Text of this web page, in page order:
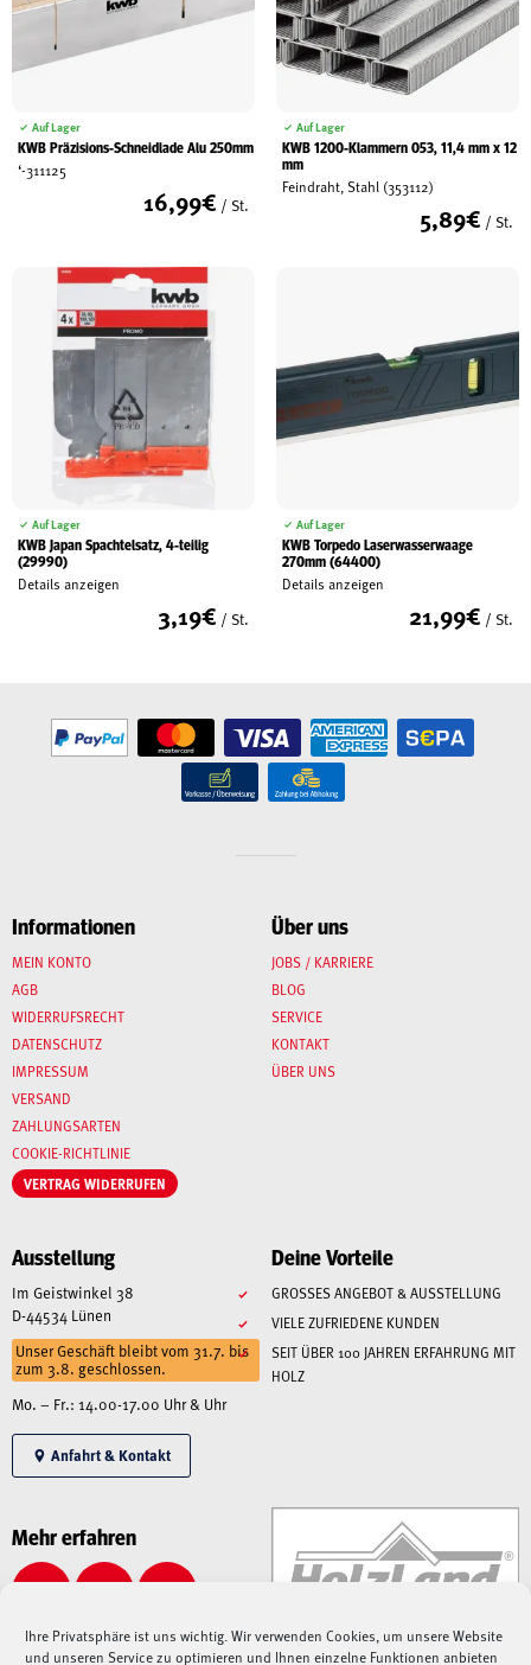
Ihre Privatsphäre ist uns wichtig. Wir verwenden Cookies, um unsere Website
und unseren Service zu optimieren und Ihnen einzelne Funktionen anbieten
Auf Lager
KWB Präzisions-Schneidlade Alu 250mm
‘-311125
16,99€ / St.
Auf Lager
KWB 1200-Klammern 053, 11,4 mm x 12
mm
Feindraht, Stahl (353112)
5,89€ / St.
Auf Lager
KWB Japan Spachtelsatz, 4-teilig
(29990)
Details anzeigen
3,19€ / St.
Auf Lager
KWB Torpedo Laserwasserwaage
270mm (64400)
Details anzeigen
21,99€ / St.
Informationen
MEIN KONTO
AGB
WIDERRUFSRECHT
DATENSCHUTZ
IMPRESSUM
VERSAND
ZAHLUNGSARTEN
COOKIE-RICHTLINIE
VERTRAG WIDERRUFEN
Über uns
JOBS / KARRIERE
BLOG
SERVICE
KONTAKT
ÜBER UNS
Ausstellung
Im Geistwinkel 38
D-44534 Lünen
Unser Geschäft bleibt vom 31.7. bis
zum 3.8. geschlossen.
Mo. – Fr.: 14.00-17.00 Uhr & Uhr
Anfahrt & Kontakt
Deine Vorteile
GROSSES ANGEBOT & AUSSTELLUNG
VIELE ZUFRIEDENE KUNDEN
SEIT ÜBER 100 JAHREN ERFAHRUNG MIT
HOLZ
Mehr erfahren